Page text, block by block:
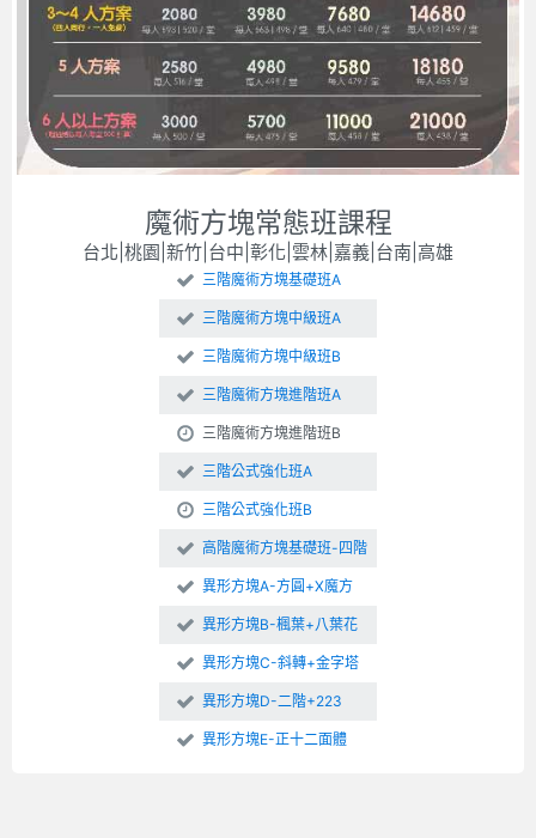
魔術方塊常態班課程
台北|桃園|新竹|台中|彰化|雲林|嘉義|台南|高雄
三階魔術方塊基礎班A
三階魔術方塊中級班A
三階魔術方塊中級班B
三階魔術方塊進階班A
三階魔術方塊進階班B
三階公式強化班A
三階公式強化班B
高階魔術方塊基礎班-四階
異形方塊A-方圓+X魔方
異形方塊B-楓葉+八葉花
異形方塊C-斜轉+金字塔
異形方塊D-二階+223
異形方塊E-正十二面體